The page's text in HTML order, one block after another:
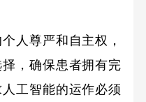
尊严和自主权，
，确保患者拥有完
工智能的运作必须